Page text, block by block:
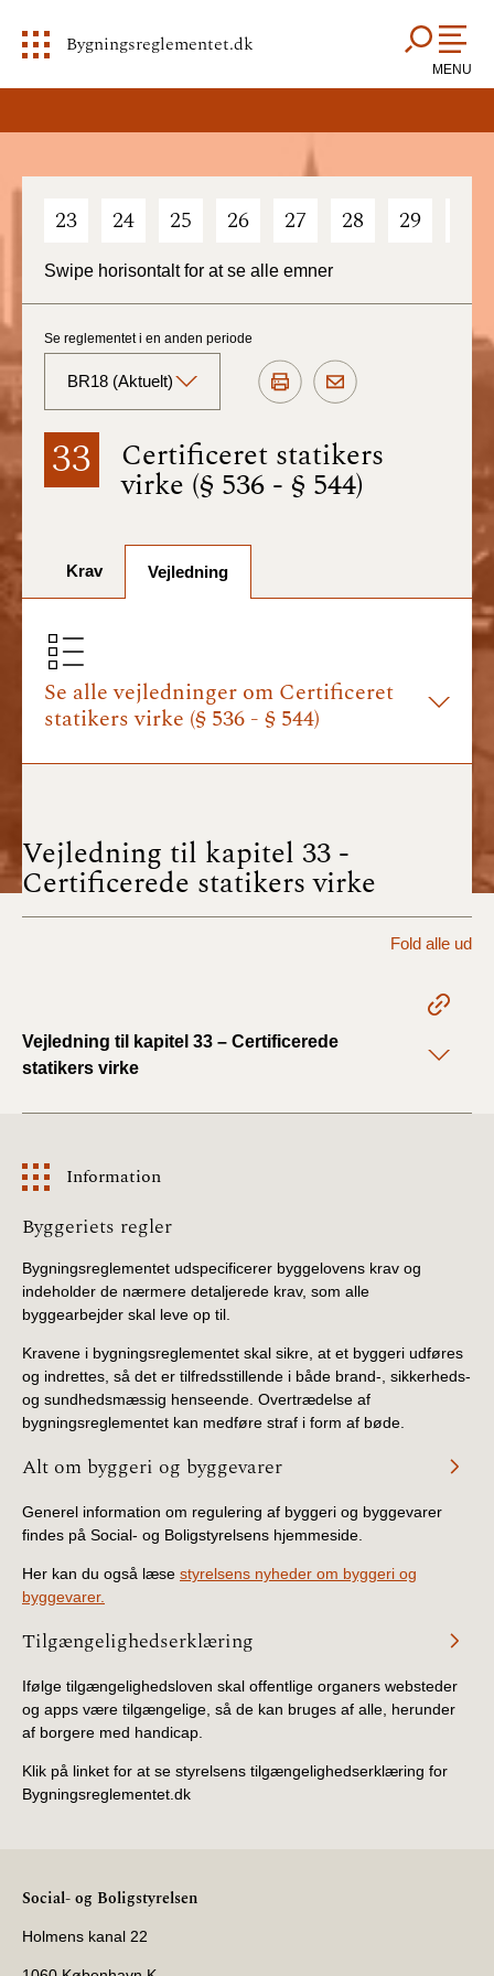
Bygningsreglementet.dk
MENU
23 24 25 26 27 28 29
Swipe horisontalt for at se alle emner
33 Certificeret statikers
virke (§ 536 - § 544)
Se reglementet i en anden periode
BR18 (Aktuelt)
BR18 (Aktuelt)
BR18 (1/7-31/12
BR18 (1/1-30/6
BR18 (1/7- 31/12
2024)
BR18 (1/1- 30/06
BR18 (17/9 - 31/12
BR18 (1/1 - 30/6
2022)
BR18 (29/6 - 31/12
BR18 (1/7-31/12
2020)
BR18 (10/3-30/6
2020)
BR18 (1/1-9/3 2020)
BR18 (4/7-31/12
BR18 (1/7-31/12
2018)
BR18 (1/1-30/6
2018)
BR15 (2015-2018)
Krav Vejledning
Se alle vejledninger om Certificeret
statikers virke (§ 536 - § 544)
Vejledning til kapitel 33 -
Certificerede statikers virke
Fold alle ud
Vejledning til kapitel 33 – Certificerede
statikers virke
Information
Information
Byggeriets regler
Bygningsreglementet udspecificerer byggelovens krav og
indeholder de nærmere detaljerede krav, som alle
byggearbejder skal leve op til.
Kravene i bygningsreglementet skal sikre, at et byggeri udføres
og indrettes, så det er tilfredsstillende i både brand-, sikkerheds-
og sundhedsmæssig henseende. Overtrædelse af
bygningsreglementet kan medføre straf i form af bøde.
Alt om byggeri og byggevarer
Generel information om regulering af byggeri og byggevarer
findes på Social- og Boligstyrelsens hjemmeside.
Her kan du også læse styrelsens nyheder om byggeri og
byggevarer.
Tilgængelighedserklæring
Ifølge tilgængelighedsloven skal offentlige organers websteder
og apps være tilgængelige, så de kan bruges af alle, herunder
af borgere med handicap.
Klik på linket for at se styrelsens tilgængelighedserklæring for
Bygningsreglementet.dk
Social- og Boligstyrelsen
Holmens kanal 22